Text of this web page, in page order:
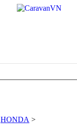
HONDA >